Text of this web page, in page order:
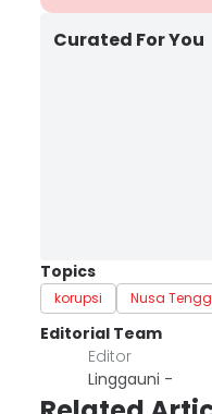
Curated For You
Topics
korupsi Nusa
Editorial Team
Editor
Linggauni -